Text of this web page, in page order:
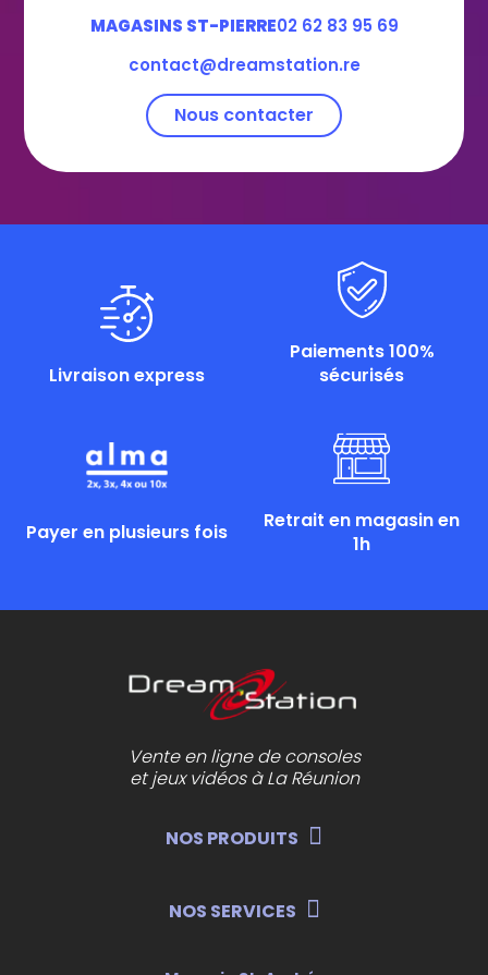
MAGASINS ST-PIERRE02 62 83 95 69
contact@dreamstation.re
Nous contacter
Livraison express
Paiements 100%
sécurisés
Payer en plusieurs fois
Retrait en magasin en
1h
Vente en ligne de consoles
et jeux vidéos à La Réunion
NOS PRODUITS
NOS SERVICES